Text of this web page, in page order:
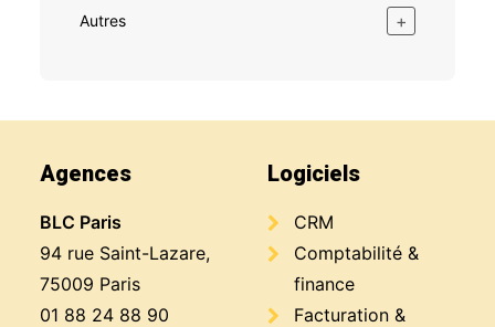
Autres +
Agences
BLC Paris
94 rue Saint-Lazare,
75009 Paris
01 88 24 88 90
Logiciels
CRM
Comptabilité &
finance
Facturation &